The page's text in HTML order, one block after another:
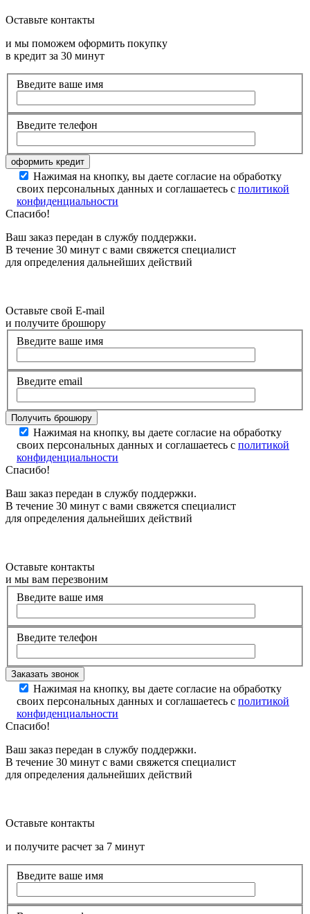
Оставьте контакты
и мы поможем оформить покупку
в кредит за 30 минут
Введите ваше имя
Введите телефон
Нажимая на кнопку, вы даете согласие на обработку
своих персональных данных и соглашаетесь с политикой
конфиденциальности
Спасибо!
Ваш заказ передан в службу поддержки.
В течение 30 минут с вами свяжется специалист
для определения дальнейших действий
Оставьте свой E-mail
и получите брошюру
Введите ваше имя
Введите email
Нажимая на кнопку, вы даете согласие на обработку
своих персональных данных и соглашаетесь с политикой
конфиденциальности
Спасибо!
Ваш заказ передан в службу поддержки.
В течение 30 минут с вами свяжется специалист
для определения дальнейших действий
Оставьте контакты
и мы вам перезвоним
Введите ваше имя
Введите телефон
Нажимая на кнопку, вы даете согласие на обработку
своих персональных данных и соглашаетесь с политикой
конфиденциальности
Спасибо!
Ваш заказ передан в службу поддержки.
В течение 30 минут с вами свяжется специалист
для определения дальнейших действий
Оставьте контакты
и получите расчет за 7 минут
Введите ваше имя